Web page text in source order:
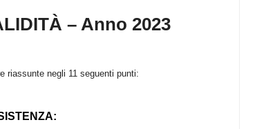
– Anno 2023
riassunte negli 11 seguenti punti: